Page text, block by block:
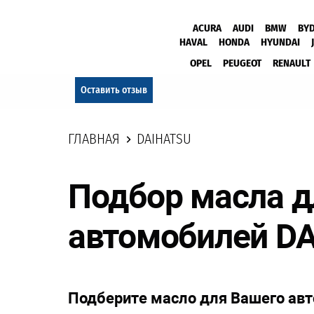
ACURA AUDI BMW
HAVAL
HONDA HYUNDAI
OPEL
PEUGEOT RENAULT
Оставить отзыв
ГЛАВНАЯ DAIHATSU
Подбор масла
автомобилей
Подберите масло для Вашего